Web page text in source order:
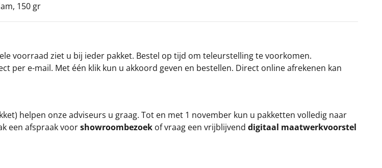
150 gr
voorraad ziet u bij ieder pakket. Bestel op tijd om teleurstelling te voorkomen.
per e-mail. Met één klik kun u akkoord geven en bestellen. Direct online afrekenen kan
helpen onze adviseurs u graag. Tot en met 1 november kun u pakketten volledig naar
een afspraak voorshowroombezoek of vraag een vrijblijvend digitaal maatwerkvoorstel